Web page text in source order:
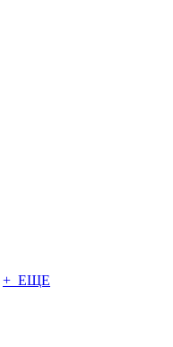
+ ЕЩЕ